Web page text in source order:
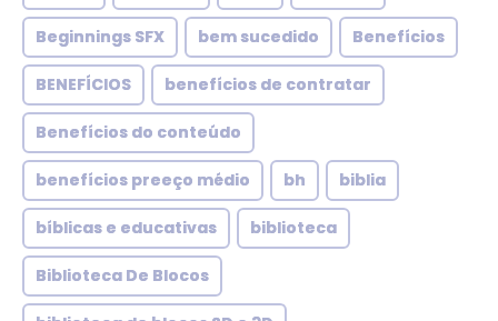
Beginnings SFX bem sucedido Benefícios
BENEFÍCIOS benefícios de contratar
Benefícios do conteúdo
benefícios preeço médio bh biblia
bíblicas e educativas biblioteca
Biblioteca De Blocos